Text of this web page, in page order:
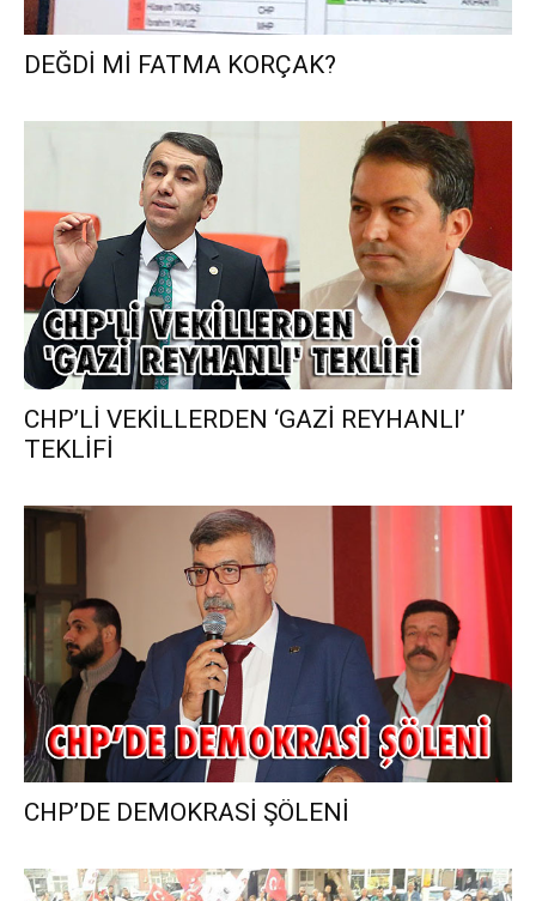
DEĞDİ Mİ FATMA KORÇAK?
CHP’Lİ VEKİLLERDEN ‘GAZİ REYHANLI’
TEKLİFİ
CHP’DE DEMOKRASİ ŞÖLENİ